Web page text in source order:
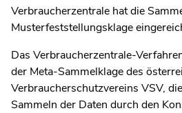
Verbraucherzentrale hat die
Musterfeststellungsklage
Das Verbraucherzentrale-
der Meta-Sammelklage des
Verbraucherschutzvereins VSV,
Sammeln der Daten durch den